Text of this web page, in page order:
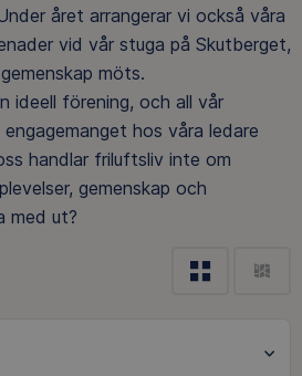
året arrangerar vi också våra
vid vår stuga på Skutberget,
möts.
ideell förening, och all vår
hos våra ledare
handlar friluftsliv inte om
gemenskap och
med ut?